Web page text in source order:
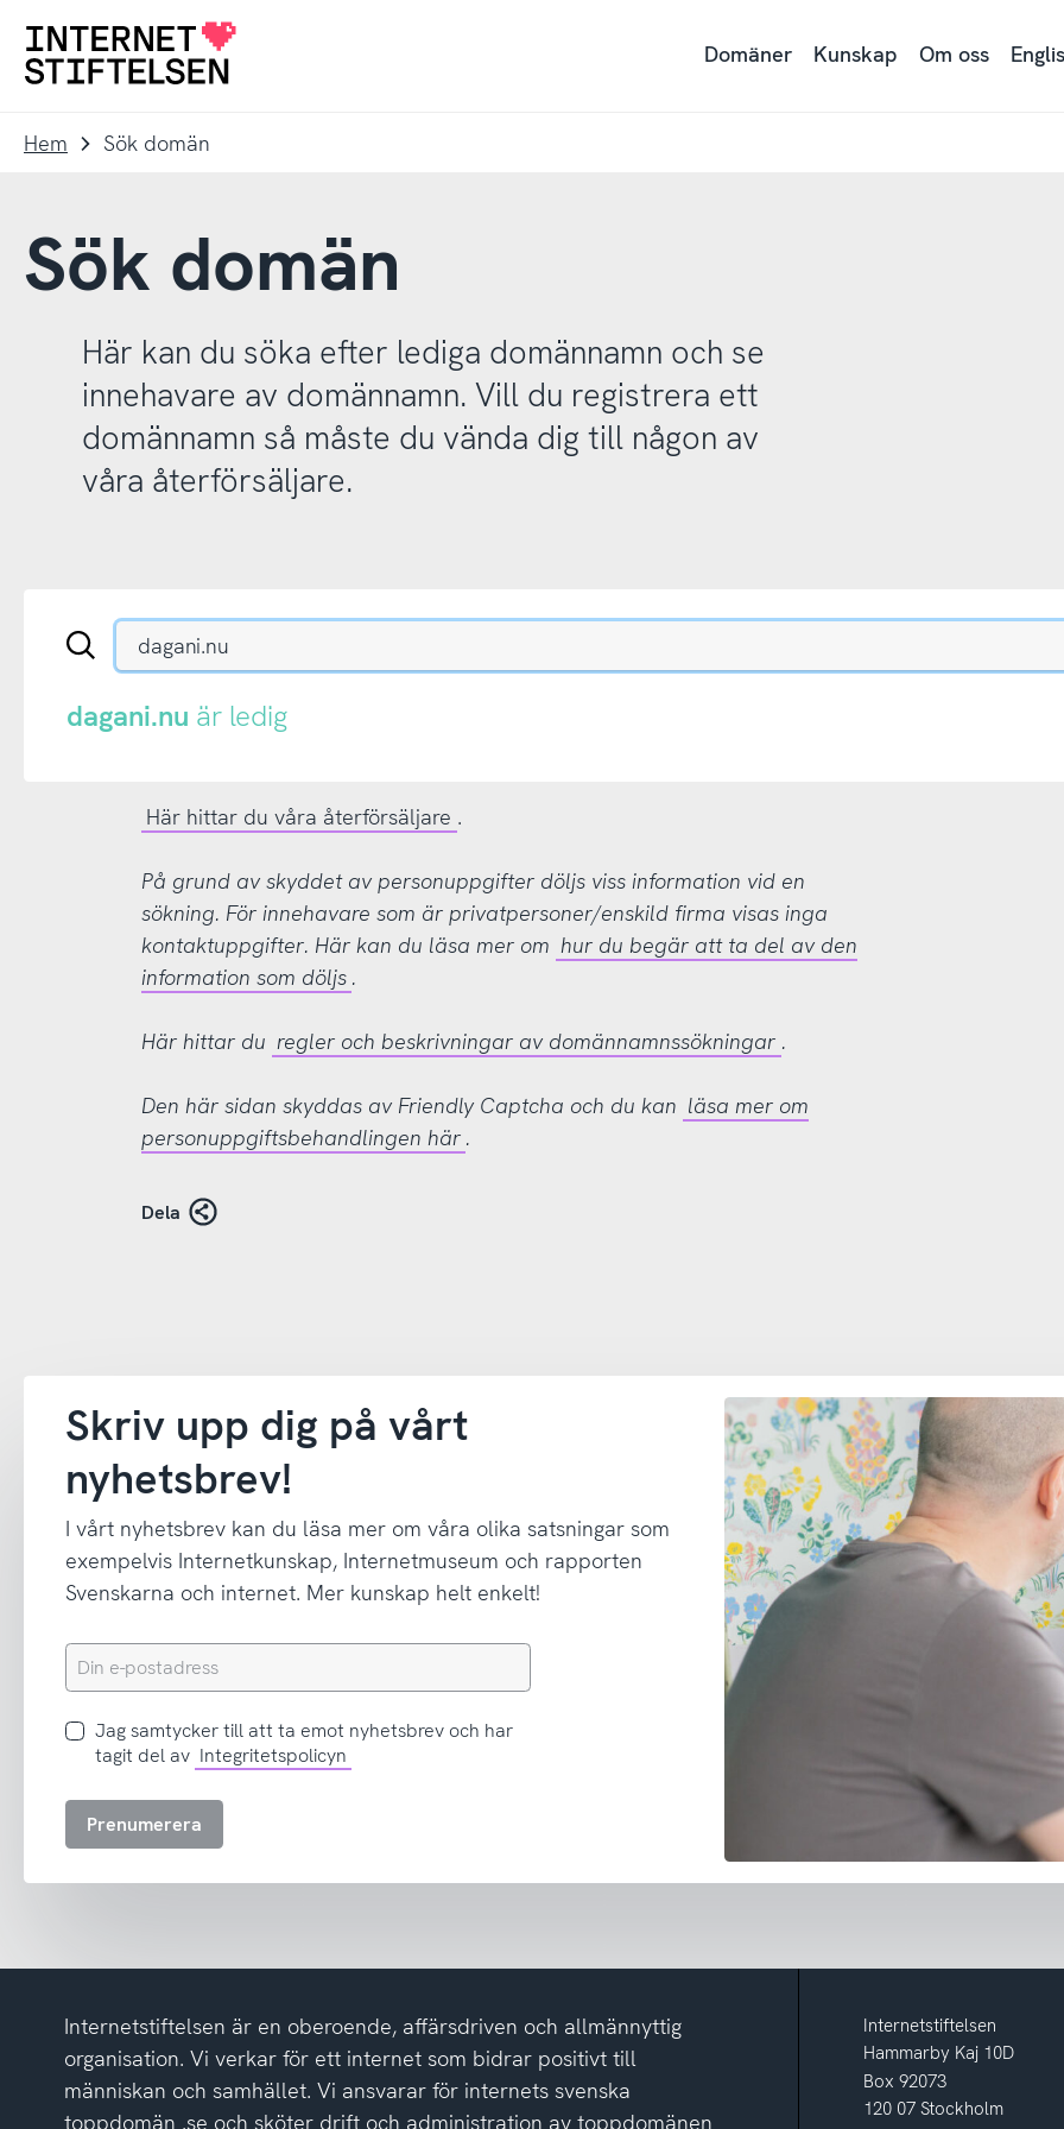
navigering
innehåll
Till
Domäner Kunskap Om oss
Hem Sök domän
Sök domän
Här kan du söka efter lediga domännamn och se
innehavare av domännamn. Vill du registrera ett
domännamn så måste du vända dig till någon av
våra återförsäljare.
Sök
.se-
eller
.nu-
dagani.nu är ledig
Här hittar du våra återförsäljare .
På grund av skyddet av personuppgifter döljs viss information vid en
sökning. För innehavare som är privatpersoner/enskild firma visas inga
kontaktuppgifter. Här kan du läsa mer om hur du begär att ta del av den
information som döljs .
Här hittar du regler och beskrivningar av domännamnssökningar .
Den här sidan skyddas av Friendly Captcha och du kan läsa mer om
personuppgiftsbehandlingen här .
Dela
Skriv upp dig på vårt
nyhetsbrev!
I vårt nyhetsbrev kan du läsa mer om våra olika satsningar som
exempelvis Internetkunskap, Internetmuseum och rapporten
Svenskarna och internet. Mer kunskap helt enkelt!
Din
e-
Jag
samtycker
att
nyhetsbrev
tagit
av
integritetspolicyn
Jag samtycker till att ta emot nyhetsbrev och har
tagit del av Integritetspolicyn
Prenumerera
Internetstiftelsen är en oberoende, affärsdriven och allmännyttig
organisation. Vi verkar för ett internet som bidrar positivt till
människan och samhället. Vi ansvarar för internets svenska
toppdomän .se och sköter drift och administration av toppdomänen
Internetstiftelsen
Hammarby Kaj 10D
Box 92073
120 07 Stockholm